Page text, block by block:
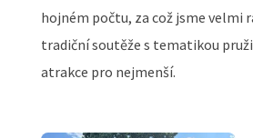
hojném počtu, za což jsme velmi
tradiční soutěže s tematikou
atrakce pro nejmenší.